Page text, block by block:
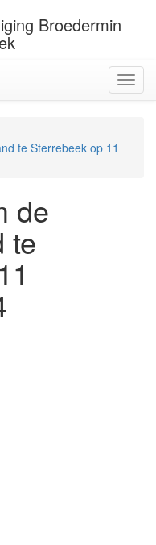
Broedermin
te Sterrebeek op 11
de
te